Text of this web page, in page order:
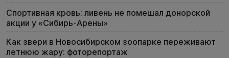
Спортивная кровь: ливень не помешал донорской
акции у «Сибирь-Арены»
Как звери в Новосибирском зоопарке переживают
летнюю жару: фоторепортаж